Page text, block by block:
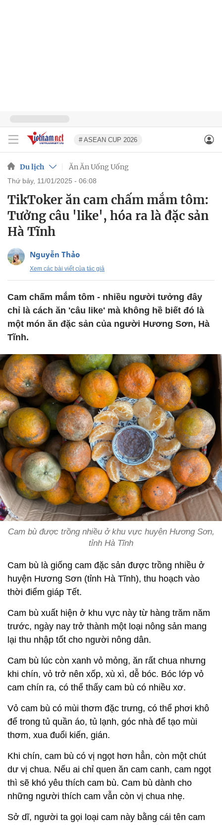
# ASEAN CUP 2026
Du lịch Ăn Ăn Uống Uống
thứ bảy, 11/01/2025 - 06:08
TikToker ăn cam chấm mắm tôm:
Tưởng câu 'like', hóa ra là đặc sản
Hà Tĩnh
Nguyễn Thảo
Xem các bài viết của tác giả
Cam chấm mắm tôm - nhiều người tưởng đây
chỉ là cách ăn 'câu like' mà không hề biết đó là
một món ăn đặc sản của người Hương Sơn, Hà
Tĩnh.
Cam bù được trồng nhiều ở khu vực huyện Hương Sơn,
tỉnh Hà Tĩnh
Cam bù là giống cam đặc sản được trồng nhiều ở
huyện Hương Sơn (tỉnh Hà Tĩnh), thu hoạch vào
thời điểm giáp Tết.
Cam bù xuất hiện ở khu vực này từ hàng trăm năm
trước, ngày nay trở thành một loại nông sản mang
lại thu nhập tốt cho người nông dân.
Cam bù lúc còn xanh vỏ mỏng, ăn rất chua nhưng
khi chín, vỏ trở nên xốp, xù xì, dễ bóc. Bóc lớp vỏ
cam chín ra, có thể thấy cam bù có nhiều xơ.
Vỏ cam bù có mùi thơm đặc trưng, có thể phơi khô
để trong tủ quần áo, tủ lạnh, góc nhà để tạo mùi
thơm, xua đuổi kiến, gián.
Khi chín, cam bù có vị ngọt hơn hẳn, còn một chút
dư vị chua. Nếu ai chỉ quen ăn cam canh, cam ngọt
thì sẽ khó yêu thích cam bù. Cam bù dành cho
những người thích cam vẫn còn vị chua nhẹ.
Sở dĩ, người ta gọi loại cam này bằng cái tên cam